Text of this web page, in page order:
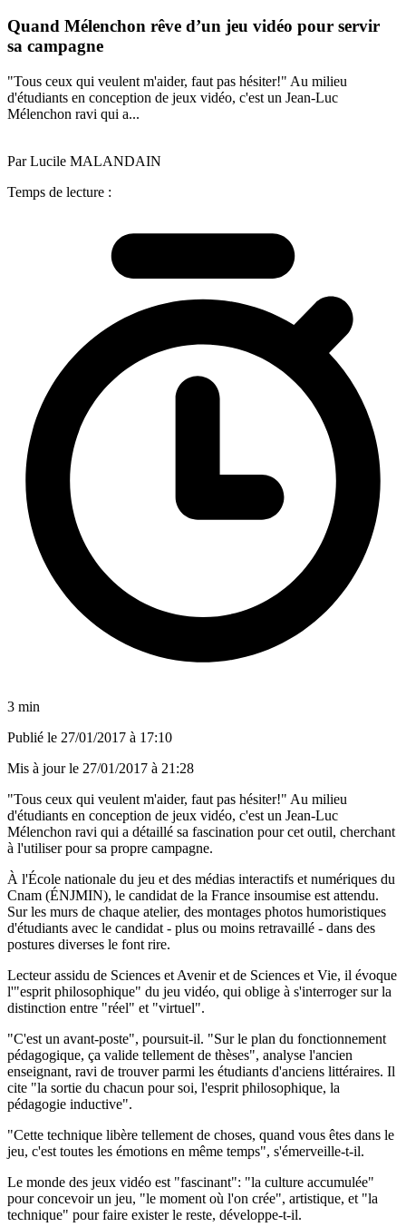
Quand Mélenchon rêve d’un jeu vidéo pour servir
sa campagne
"Tous ceux qui veulent m'aider, faut pas hésiter!" Au milieu
d'étudiants en conception de jeux vidéo, c'est un Jean-Luc
Mélenchon ravi qui a...
Par Lucile MALANDAIN
Temps de lecture :
3 min
Publié le 27/01/2017 à 17:10
Mis à jour le 27/01/2017 à 21:28
"Tous ceux qui veulent m'aider, faut pas hésiter!" Au milieu
d'étudiants en conception de jeux vidéo, c'est un Jean-Luc
Mélenchon ravi qui a détaillé sa fascination pour cet outil, cherchant
à l'utiliser pour sa propre campagne.
À l'École nationale du jeu et des médias interactifs et numériques du
Cnam (ÉNJMIN), le candidat de la France insoumise est attendu.
Sur les murs de chaque atelier, des montages photos humoristiques
d'étudiants avec le candidat - plus ou moins retravaillé - dans des
postures diverses le font rire.
Lecteur assidu de Sciences et Avenir et de Sciences et Vie, il évoque
l'"esprit philosophique" du jeu vidéo, qui oblige à s'interroger sur la
distinction entre "réel" et "virtuel".
"C'est un avant-poste", poursuit-il. "Sur le plan du fonctionnement
pédagogique, ça valide tellement de thèses", analyse l'ancien
enseignant, ravi de trouver parmi les étudiants d'anciens littéraires. Il
cite "la sortie du chacun pour soi, l'esprit philosophique, la
pédagogie inductive".
"Cette technique libère tellement de choses, quand vous êtes dans le
jeu, c'est toutes les émotions en même temps", s'émerveille-t-il.
Le monde des jeux vidéo est "fascinant": "la culture accumulée"
pour concevoir un jeu, "le moment où l'on crée", artistique, et "la
technique" pour faire exister le reste, développe-t-il.